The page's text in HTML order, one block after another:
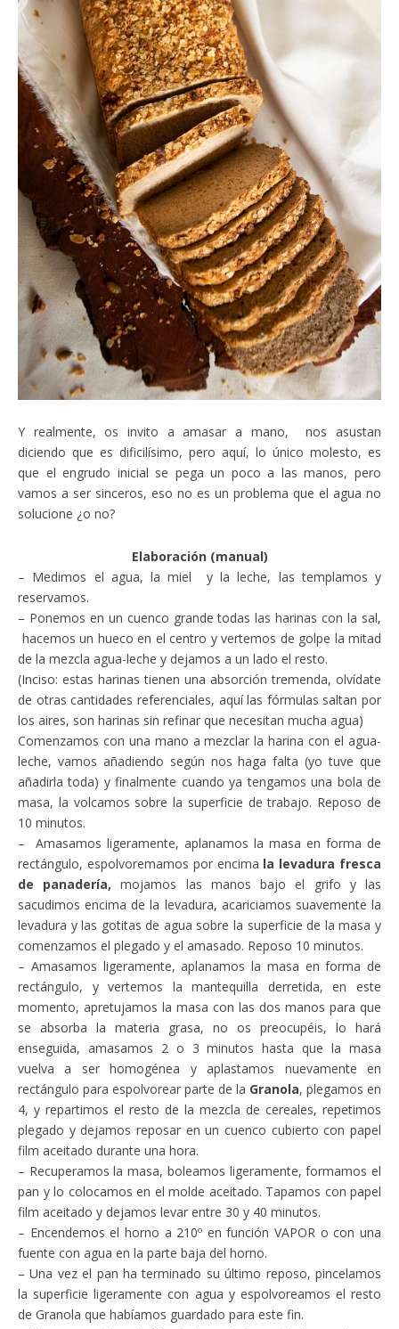
Y realmente, os invito a amasar a mano, nos asustan
diciendo que es dificilísimo, pero aquí, lo único molesto, es
que el engrudo inicial se pega un poco a las manos, pero
vamos a ser sinceros, eso no es un problema que el agua no
solucione ¿o no?
Elaboración (manual)
– Medimos el agua, la miel y la leche, las templamos y
reservamos.
– Ponemos en un cuenco grande todas las harinas con la sal,
hacemos un hueco en el centro y vertemos de golpe la mitad
de la mezcla agua-leche y dejamos a un lado el resto.
(Inciso: estas harinas tienen una absorción tremenda, olvídate
de otras cantidades referenciales, aquí las fórmulas saltan por
los aires, son harinas sin refinar que necesitan mucha agua)
Comenzamos con una mano a mezclar la harina con el agua-
leche, vamos añadiendo según nos haga falta (yo tuve que
añadirla toda) y finalmente cuando ya tengamos una bola de
masa, la volcamos sobre la superficie de trabajo. Reposo de
10 minutos.
– Amasamos ligeramente, aplanamos la masa en forma de
rectángulo, espolvoremamos por encima la levadura fresca
de panadería, mojamos las manos bajo el grifo y las
sacudimos encima de la levadura, acariciamos suavemente la
levadura y las gotitas de agua sobre la superficie de la masa y
comenzamos el plegado y el amasado. Reposo 10 minutos.
– Amasamos ligeramente, aplanamos la masa en forma de
rectángulo, y vertemos la mantequilla derretida, en este
momento, apretujamos la masa con las dos manos para que
se absorba la materia grasa, no os preocupéis, lo hará
enseguida, amasamos 2 o 3 minutos hasta que la masa
vuelva a ser homogénea y aplastamos nuevamente en
rectángulo para espolvorear parte de la Granola, plegamos en
4, y repartimos el resto de la mezcla de cereales, repetimos
plegado y dejamos reposar en un cuenco cubierto con papel
film aceitado durante una hora.
– Recuperamos la masa, boleamos ligeramente, formamos el
pan y lo colocamos en el molde aceitado. Tapamos con papel
film aceitado y dejamos levar entre 30 y 40 minutos.
– Encendemos el horno a 210º en función VAPOR o con una
fuente con agua en la parte baja del horno.
– Una vez el pan ha terminado su último reposo, pincelamos
la superficie ligeramente con agua y espolvoreamos el resto
de Granola que habíamos guardado para este fin.